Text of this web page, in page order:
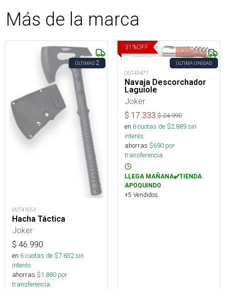
Más de la marca
ÚLTIMAS2
OUT41653
Hacha Táctica
Joker
$ 46.990
en 6cuotas de $7.832sin
interés
ahorras $1.880 por
transferencia.
31 %OFF
ÚLTIMA UNIDAD
OUT43477
Navaja Descorchador
Laguiole
Joker
$ 17.333 $24.990
en 6cuotas de $2.889sin
interés
ahorras $690 por
transferencia.
LLEGA MAÑANA✔️TIENDA
APOQUINDO
+5 Vendidos